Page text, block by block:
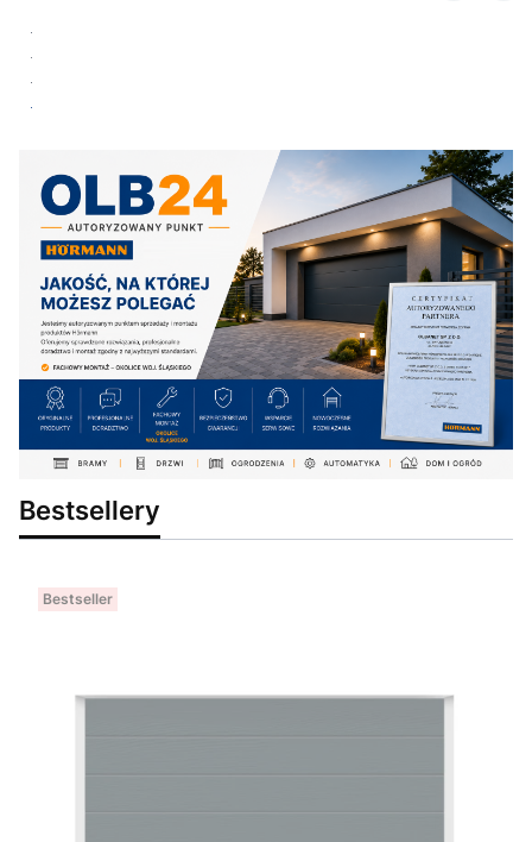
Bestsellery
Bestseller